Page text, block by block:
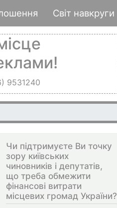
Світ навкруги
9531240
Чи підтримуєте Ви точку
зору київських
чиновників і депутатів,
що треба обмежити
фінансові витрати
місцевих громад України?